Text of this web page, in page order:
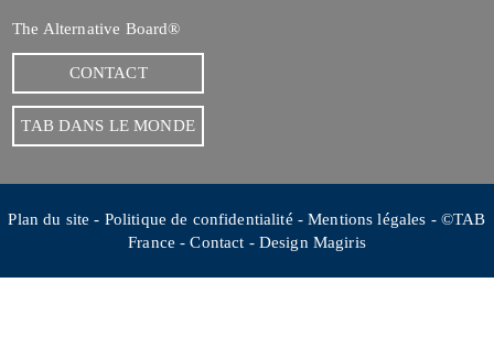
The Alternative Board®
CONTACT
TAB DANS LE MONDE
Plan du site - Politique de confidentialité -Mentions légales - ©TAB
France -Contact - Design Magiris